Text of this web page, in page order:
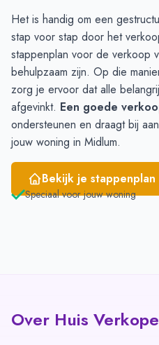
Mei
1
2
Juni
- 2
Het is handig om een
stap voor stap door het
stappenplan voor de verkoop
behulpzaam zijn. Op die
zorg je ervoor dat alle
afgevinkt. Een goede
ondersteunen en draagt bij
jouw woning in Midlum.
Bekijk je stappenplan
Speciaal voor jouw woning
Over Huis